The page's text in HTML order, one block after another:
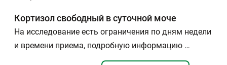
Кортизол свободный в суточной моче
На исследование есть ограничения по дням недели
и времени приема, подробную информацию …